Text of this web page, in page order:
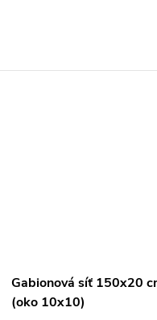
Gabionová síť 150x20
(oko 10x10)